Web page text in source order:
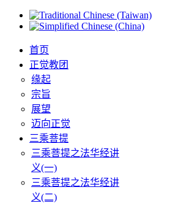
首页
正觉教团
缘起
宗旨
展望
迈向正觉
三乘菩提
三乘菩提之法华经讲
义(一)
三乘菩提之法华经讲
义(二)